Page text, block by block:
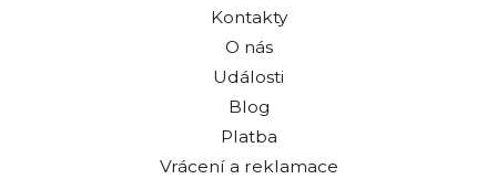
Kontakty
O nás
Události
Blog
Platba
Vrácení a reklamace